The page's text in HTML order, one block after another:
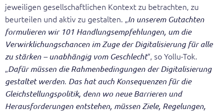
jeweiligen gesellschaftlichen Kontext zu betrachten, zu
beurteilen und aktiv zu gestalten. „In unserem Gutachten
formulieren wir 101 Handlungsempfehlungen, um die
Verwirklichungschancen im Zuge der Digitalisierung für alle
zu stärken – unabhängig vom Geschlecht“, so Yollu-Tok.
„Dafür müssen die Rahmenbedingungen der Digitalisierung
gestaltet werden. Das hat auch Konsequenzen für die
Gleichstellungspolitik, denn wo neue Barrieren und
Herausforderungen entstehen, müssen Ziele, Regelungen,